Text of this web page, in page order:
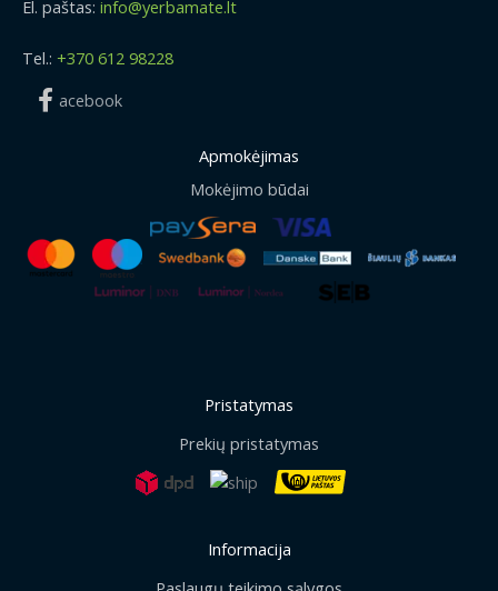
El. paštas: info@yerbamate.lt
Tel.: +370 612 98228
acebook
Apmokėjimas
Mokėjimo būdai
Pristatymas
Prekių pristatymas
Informacija